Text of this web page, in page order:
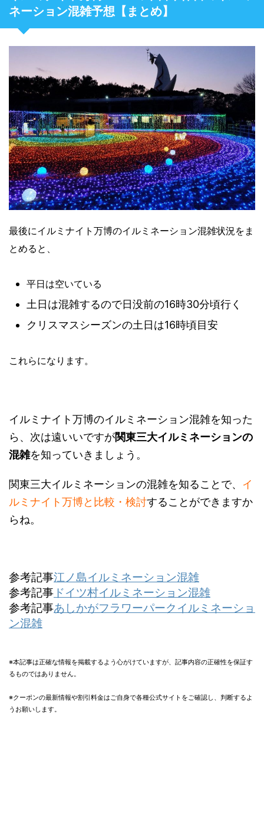
ネーション混雑予想【まとめ】
最後にイルミナイト万博のイルミネーション混雑状況をま
とめると、
平日は空いている
土日は混雑するので日没前の16時30分頃行く
クリスマスシーズンの土日は16時頃目安
これらになります。
イルミナイト万博のイルミネーション混雑を知った
ら、次は遠いいですが関東三大イルミネーションの
混雑を知っていきましょう。
関東三大イルミネーションの混雑を知ることで、 イ
ルミナイト万博と比較・検討することができますか
らね。
参考記事江ノ島イルミネーション混雑
参考記事 ドイツ村イルミネーション混雑
参考記事あしかがフラワーパークイルミネーショ
ン混雑
※本記事は正確な情報を掲載するよう心がけていますが、記事内容の正確性を保証す
るものではありません。
※クーポンの最新情報や割引料金はご自身で各種公式サイトをご確認し、判断するよ
うお願いします。